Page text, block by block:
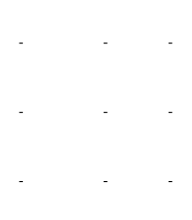
- - -
- - -
- - -